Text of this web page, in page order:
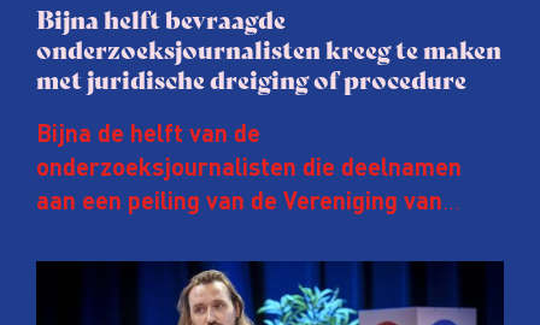
Bijna helft bevraagde
onderzoeksjournalisten kreeg te maken
met juridische dreiging of procedure
Bijna de helft van de
onderzoeksjournalisten die deelnamen
aan een peiling van de Vereniging van
afgelopen twee jaar te maken met
juridische dreiging of een juridische